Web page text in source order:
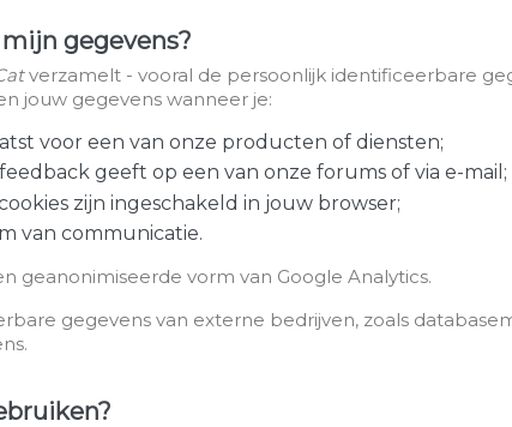
gegevens?
verzamelt - vooral de persoonlijk identificeerbare
jouw gegevens wanneer je:
voor een van onze producten of diensten;
geeft op een van onze forums of via e-mail;
zijn ingeschakeld in jouw browser;
van communicatie.
geanonimiseerde vorm van Google Analytics.
gegevens van externe bedrijven, zoals